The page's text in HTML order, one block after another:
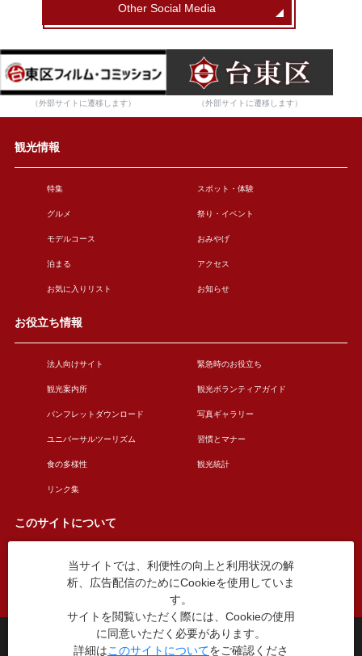
Other Social Media
（外部サイトに遷移します） （外部サイトに遷移します）
観光情報
特集 スポット・体験
グルメ 祭り・イベント
モデルコース おみやげ
泊まる アクセス
お気に入りリスト お知らせ
お役立ち情報
法人向けサイト 緊急時のお役立ち
観光案内所 観光ボランティアガイド
パンフレットダウンロード 写真ギャラリー
ユニバーサルツーリズム 習慣とマナー
食の多様性 観光統計
リンク集
このサイトについて
このサイトについて 広告掲載について
お問い合わせ
台東区役所観光課
〒110-8615 東京都台東区東上野4丁目5番6号
当サイトでは、利便性の向上と利用状況の解
析、広告配信のためにCookieを使用していま
す。
サイトを閲覧いただく際には、Cookieの使用
に同意いただく必要があります。
詳細はこのサイトについてをご確認くださ